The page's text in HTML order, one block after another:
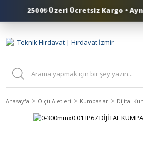
Anasayfa Ölçü Aletleri Kumpaslar Dijital
2500₺ Üzeri Ücretsiz Kargo •